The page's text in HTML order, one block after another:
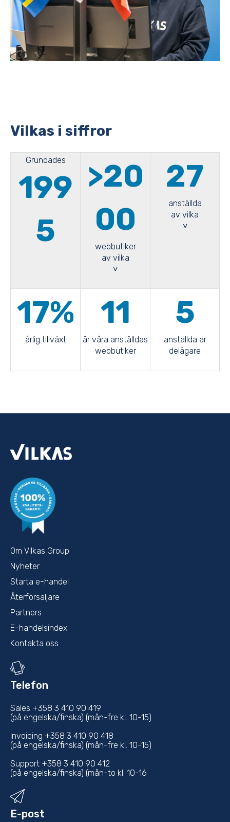
Vilkas i siffror
Grundades
199
5
>20
00
webbutiker
av vilka
˅
27
anställda
av vilka
˅
17%
årlig tillväxt
11
är våra anställdas
webbutiker
5
anställda är
delägare
Om Vilkas Group
Nyheter
Starta e-handel
Återförsäljare
Partners
E-handelsindex
Kontakta oss
Telefon
Sales +358 3 410 90 419
(på engelska/finska) (mån-fre kl. 10-15)
Invoicing +358 3 410 90 418
(på engelska/finska) (mån-fre kl. 10-15)
Support +358 3 410 90 412
(på engelska/finska) (mån-to kl. 10-16
E-post